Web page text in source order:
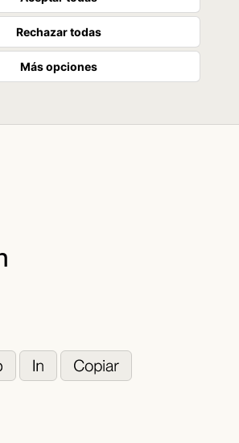
Rechazar todas
Más opciones